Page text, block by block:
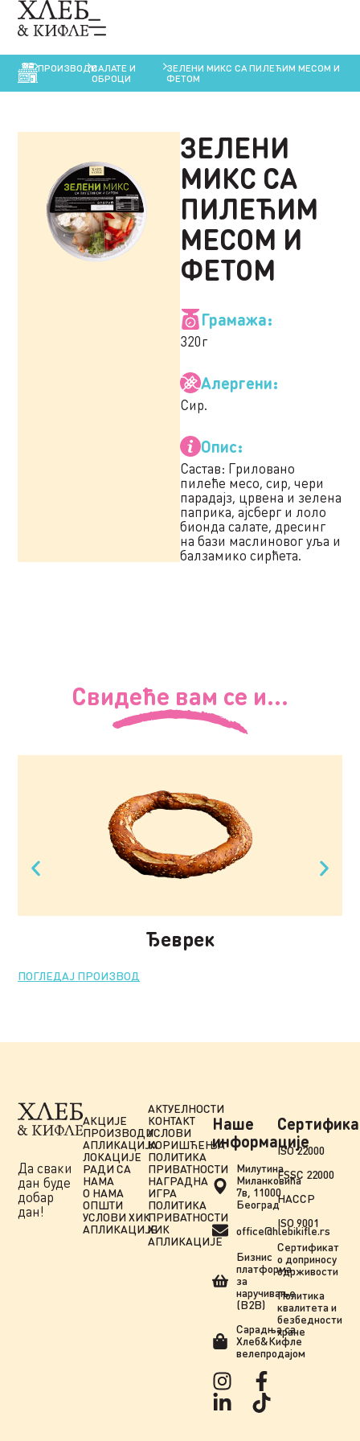
ПРОИЗВОДИСАЛАТЕ И
ОБРОЦИ
ЗЕЛЕНИ МИКС СА ПИЛЕЋИМ МЕСОМ И
ФЕТОМ
ЗЕЛЕНИ
МИКС СА
ПИЛЕЋИМ
МЕСОМ И
ФЕТОМ
Грамажа:
320г
Алергени:
Сир.
Опис:
Састав: Гриловано
пилеће месо, сир, чери
парадајз, црвена и зелена
паприка, ајсберг и лоло
бионда салате, дресинг
на бази маслиновог уља и
балзамико сирћета.
Свидеће вам се и...
Ђеврек
ПОГЛЕДАЈ ПРОИЗВОД
Да сваки
дан буде
добар
дан!
АКЦИЈЕ
ПРОИЗВОДИ
АПЛИКАЦИЈА
ЛОКАЦИЈЕ
РАДИ СА
НАМА
О НАМА
ОПШТИ
УСЛОВИ ХИК
АПЛИКАЦИЈЕ
АКТУЕЛНОСТИ
КОНТАКТ
УСЛОВИ
КОРИШЋЕЊА
ПОЛИТИКА
ПРИВАТНОСТИ
НАГРАДНА
ИГРА
ПОЛИТИКА
ПРИВАТНОСТИ
ХИК
АПЛИКАЦИЈЕ
ISO 22000
FSSC 22000
HACCP
ISO 9001
Сертификат
о доприносу
одрживости
Политика
квалитета и
безбедности
хране
Наше
информације
Милутина
Миланковића
7в, 11000
Београд
office@hlebikifle.rs
Бизнис
платформа
за
наручивање
(B2B)
Сарадња сa
Хлеб&Кифле
велепродајом